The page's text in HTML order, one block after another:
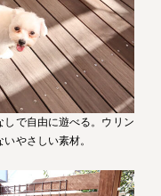
しで自由に遊べる。ウリン
やさしい素材。